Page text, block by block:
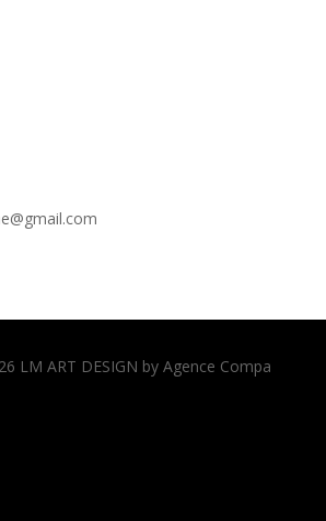
LM ART DESIGN by Agence Compa